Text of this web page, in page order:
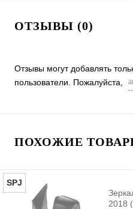
ОТЗЫВЫ (0)
Отзывы могут добавлять
пользователи. Пожалуйста,
ПОХОЖИЕ
SPJ
2018